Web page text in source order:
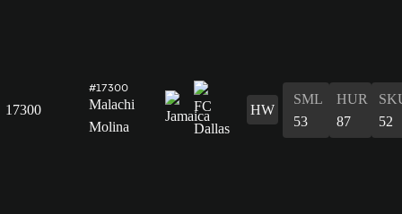
17300
#17300
Malachi
Molina
HW
SML
53
HUR
87
52